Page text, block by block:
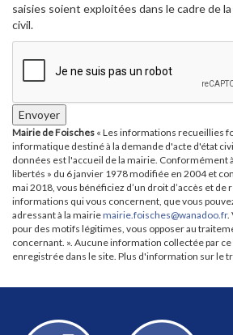
saisies soient exploitées dans le cadre de
civil.
Envoyer
Mairie de Foisches « Les informations recueillies
informatique destiné à la demande d'acte d'état
données est l'accueil de la mairie. Conformément
libertés » du 6 janvier 1978 modifiée en 2004 et
mai 2018, vous bénéficiez d’un droit d’accès et de
informations qui vous concernent, que vous
adressant à la mairiemairie.foisches@wanadoo.fr.
pour des motifs légitimes, vous opposer au
concernant. ». Aucune information collectée par
enregistrée dans le site. Plus d'information sur le